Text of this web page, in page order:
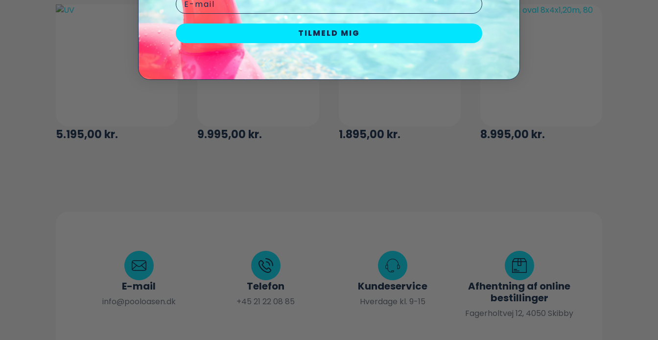
5.195,00 kr. 9.995,00 kr. 1.895,00 kr. 8.995,00 kr.
E-mail
info@pooloasen.dk
Telefon
+45 21 22 08 85
Kundeservice
Hverdage kl. 9-15
Afhentning af online
bestillinger
Fagerholtvej 12, 4050 Skibby
TILMELD MIG